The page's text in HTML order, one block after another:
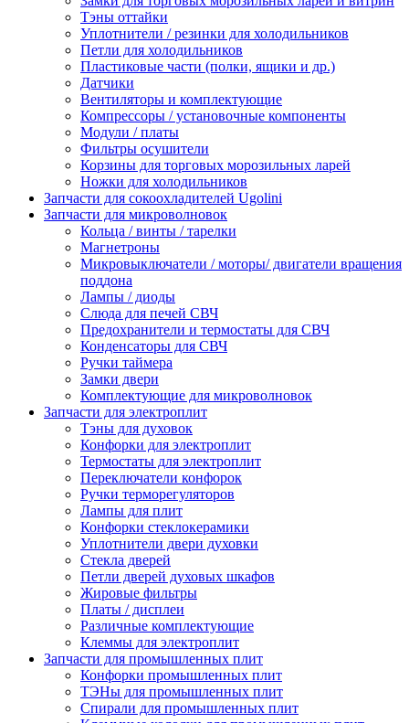
Тэны оттайки
Уплотнители / резинки для холодильников
Петли для холодильников
Пластиковые части (полки, ящики и др.)
Датчики
Вентиляторы и комплектующие
Компрессоры / установочные компоненты
Модули / платы
Фильтры осушители
Корзины для торговых морозильных ларей
Ножки для холодильников
Запчасти для сокоохладителей Ugolini
Запчасти для микроволновок
Кольца / винты / тарелки
Магнетроны
Микровыключатели / моторы/ двигатели вращения
поддона
Лампы / диоды
Слюда для печей СВЧ
Предохранители и термостаты для СВЧ
Конденсаторы для СВЧ
Ручки таймера
Замки двери
Комплектующие для микроволновок
Запчасти для электроплит
Тэны для духовок
Конфорки для электроплит
Термостаты для электроплит
Переключатели конфорок
Ручки терморегуляторов
Лампы для плит
Конфорки стеклокерамики
Уплотнители двери духовки
Стекла дверей
Петли дверей духовых шкафов
Жировые фильтры
Платы / дисплеи
Различные комплектующие
Клеммы для электроплит
Запчасти для промышленных плит
Конфорки промышленных плит
ТЭНы для промышленных плит
Спирали для промышленных плит